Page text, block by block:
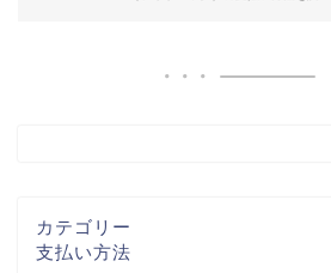
カテゴリー
支払い方法